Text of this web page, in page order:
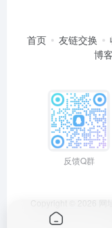
首页 友链交换
博客
反馈Q群
Copyright © 2026 网